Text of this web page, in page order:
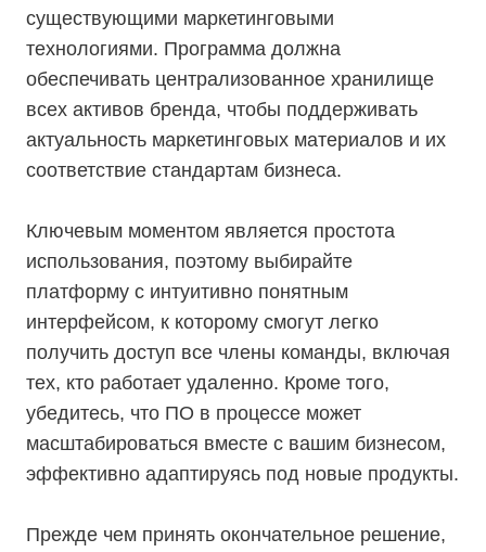
существующими маркетинговыми
технологиями. Программа должна
обеспечивать централизованное хранилище
всех активов бренда, чтобы поддерживать
актуальность маркетинговых материалов и их
соответствие стандартам бизнеса.
Ключевым моментом является простота
использования, поэтому выбирайте
платформу с интуитивно понятным
интерфейсом, к которому смогут легко
получить доступ все члены команды, включая
тех, кто работает удаленно. Кроме того,
убедитесь, что ПО в процессе может
масштабироваться вместе с вашим бизнесом,
эффективно адаптируясь под новые продукты.
Прежде чем принять окончательное решение,